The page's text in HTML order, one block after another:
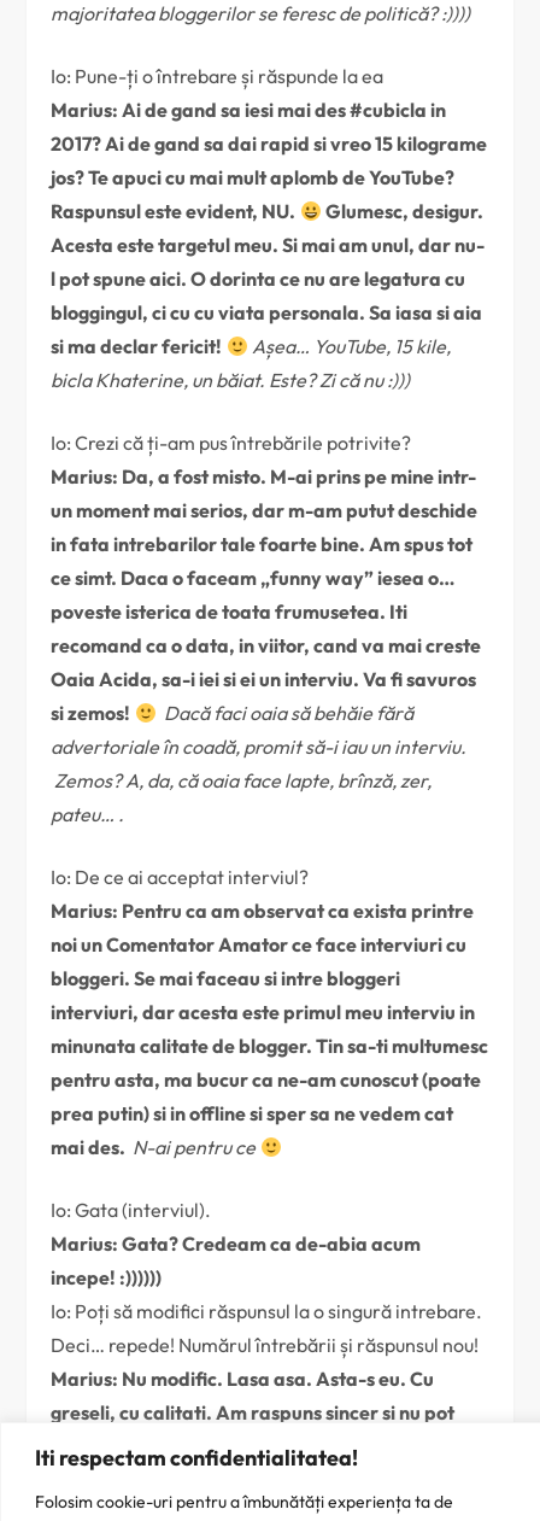
Iti respectam confidentialitatea!
Folosim cookie-uri pentru a îmbunătăți experiența ta de
majoritatea bloggerilor se feresc de politică? :))))
Io: Pune-ți o întrebare și răspunde la ea
Marius: Ai de gand sa iesi mai des #cubicla in
2017? Ai de gand sa dai rapid si vreo 15 kilograme
jos? Te apuci cu mai mult aplomb de YouTube?
Raspunsul este evident, NU.
Glumesc, desigur.
Acesta este targetul meu. Si mai am unul, dar nu-
l pot spune aici. O dorinta ce nu are legatura cu
bloggingul, ci cu cu viata personala. Sa iasa si aia
si ma declar fericit!
Așea… YouTube, 15 kile,
bicla Khaterine, un băiat. Este? Zi că nu :)))
Io: Crezi că ți-am pus întrebările potrivite?
Marius: Da, a fost misto. M-ai prins pe mine intr-
un moment mai serios, dar m-am putut deschide
in fata intrebarilor tale foarte bine. Am spus tot
ce simt. Daca o faceam „funny way” iesea o…
poveste isterica de toata frumusetea. Iti
recomand ca o data, in viitor, cand va mai creste
Oaia Acida, sa-i iei si ei un interviu. Va fi savuros
si zemos!
Dacă faci oaia să behăie fără
advertoriale în coadă, promit să-i iau un interviu.
Zemos? A, da, că oaia face lapte, brînză, zer,
pateu… .
Io: De ce ai acceptat interviul?
Marius: Pentru ca am observat ca exista printre
noi un Comentator Amator ce face interviuri cu
bloggeri. Se mai faceau si intre bloggeri
interviuri, dar acesta este primul meu interviu in
minunata calitate de blogger. Tin sa-ti multumesc
pentru asta, ma bucur ca ne-am cunoscut (poate
prea putin) si in offline si sper sa ne vedem cat
mai des. N-ai pentru ce
Io: Gata (interviul).
Marius: Gata? Credeam ca de-abia acum
incepe! :))))))
Io: Poți să modifici răspunsul la o singură intrebare.
Deci… repede! Numărul întrebării și răspunsul nou!
Marius: Nu modific. Lasa asa. Asta-s eu. Cu
greseli, cu calitati. Am raspuns sincer si nu pot
modifica. Nu am ce.